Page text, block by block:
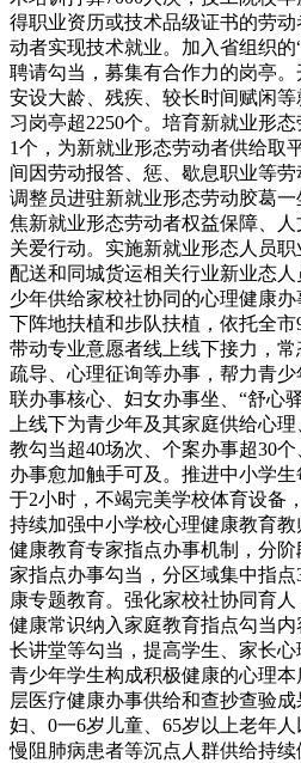
得职业资历或技术品级证书的劳
动者实现技术就业。加入省组织
聘请勾当，募集有合作力的岗亭
安设大龄、残疾、较长时间赋闲
习岗亭超2250个。培育新就业形
1个，为新就业形态劳动者供给取
间因劳动报答、惩、歇息职业等
调整员进驻新就业形态劳动胶葛
焦新就业形态劳动者权益保障、
关爱行动。实施新就业形态人员
配送和同城货运相关行业新业态
少年供给家校社协同的心理健康
下阵地扶植和步队扶植，依托全市
带动专业意愿者线上线下接力，
疏导、心理征询等办事，帮力青少
联办事核心、妇女办事坐、“舒心
上线下为青少年及其家庭供给心
教勾当超40场次、个案办事超30
办事愈加触手可及。推进中小学
于2小时，不竭完美学校体育设备
持续加强中小学校心理健康教育
健康教育专家指点办事机制，分
家指点办事勾当，分区域集中指
康专题教育。强化家校社协同育
健康常识纳入家庭教育指点勾当
长讲堂等勾当，提高学生、家长
青少年学生构成积极健康的心理
层医疗健康办事供给和查抄查验
妇、0一6岁儿童、65岁以上老年人
慢阻肺病患者等沉点人群供给持